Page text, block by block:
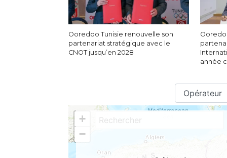
Ooredoo Tunisie renouvelle son
partenariat stratégique avec le
CNOT jusqu’en 2028
année